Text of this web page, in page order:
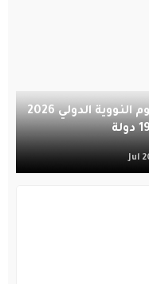
المملكة تستضيف أولمبياد العلوم النووية الدولي 2026